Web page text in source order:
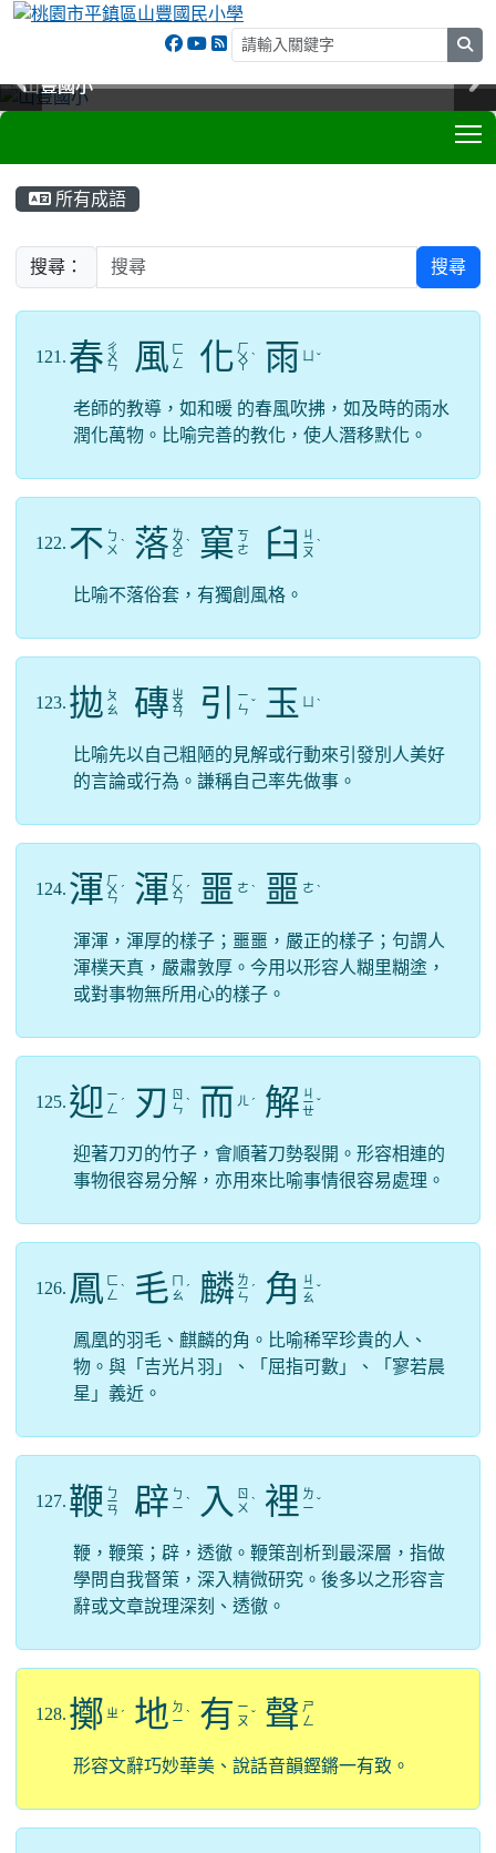
山豐國小
山豐國小
山豐國小
山豐國小
所有成語
搜尋： 搜尋
121. 春 ㄔ
ㄨ
ㄣ 風 ㄈ
ㄥ
化 ㄏ
ㄨ
ㄚ
ˋ 雨 ˇ
老師的教導，如和暖 的春風吹拂，如及時的雨水
潤化萬物。比喻完善的教化，使人潛移默化。
122. 不 ㄅ
ㄨ ˋ 落 ㄌ
ㄨ
ㄛ
ˋ 窠 ㄎ
ㄜ
臼 ㄐ
ㄧ
ㄡ
ˋ
比喻不落俗套，有獨創風格。
123. 拋 ㄆ
ㄠ
磚 ㄓ
ㄨ
ㄢ 引
ㄧ
ㄣ ˇ 玉 ˋ
比喻先以自己粗陋的見解或行動來引發別人美好
的言論或行為。謙稱自己率先做事。
124. 渾 ㄏ
ㄨ
ㄣ
ˊ 渾 ㄏ
ㄨ
ㄣ
ˊ 噩 ㄜ ˋ 噩 ㄜ ˋ
渾渾，渾厚的樣子；噩噩，嚴正的樣子；句謂人
渾樸天真，嚴肅敦厚。今用以形容人糊里糊塗，
或對事物無所用心的樣子。
125. 迎 ㄧ
ㄥ
ˊ 刃
ㄖ
ㄣ ˋ 而 ㄦ ˊ 解 ㄐ
ㄧ
ㄝ
ˇ
迎著刀刃的竹子，會順著刀勢裂開。形容相連的
事物很容易分解，亦用來比喻事情很容易處理。
126. 鳳 ㄈ
ㄥ ˋ 毛 ㄠ ˊ 麟 ㄌ
ㄧ
ㄣ
ˊ 角 ㄐ
ㄧ
ㄠ
ˇ
鳳凰的羽毛、麒麟的角。比喻稀罕珍貴的人、
物。與「吉光片羽」、「屈指可數」、「寥若晨
星」義近。
127. 鞭 ㄅ
ㄧ
ㄢ 辟 ㄅ
ㄧ ˋ 入
ㄖ
ㄨ ˋ 裡 ㄌ
ㄧ ˇ
鞭，鞭策；辟，透徹。鞭策剖析到最深層，指做
學問自我督策，深入精微研究。後多以之形容言
辭或文章說理深刻、透徹。
128. 擲 ㄓ ˊ 地 ㄉ
ㄧ ˋ 有 ㄧ
ㄡ ˇ 聲 ㄕ
ㄥ
形容文辭巧妙華美、說話音韻鏗鏘一有致。